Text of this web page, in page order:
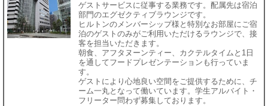
ゲストサービスに従事する業務です。配属先は宿泊
部門のエグゼクティブラウンジです。
ヒルトンのメンバーシップ様と特別なお部屋にご宿
泊のゲストのみがご利用いただけるラウンジで、接
客を担当いただきます。
朝食、アフタヌーンティー、カクテルタイムと1日
を通してフードプレゼンテーションも行っていま
す。
ゲストにより心地良い空間をご提供するために、チ
ーム一丸となって働いています。学生アルバイト・
フリーター問わず募集しております。